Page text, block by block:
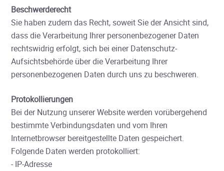
Beschwerderecht
Sie haben zudem das Recht, soweit Sie der Ansicht sind,
dass die Verarbeitung Ihrer personenbezogener Daten
rechtswidrig erfolgt, sich bei einer Datenschutz-
Aufsichtsbehörde über die Verarbeitung Ihrer
personenbezogenen Daten durch uns zu beschweren.
Protokollierungen
Bei der Nutzung unserer Website werden vorübergehend
bestimmte Verbindungsdaten und vom Ihren
Internetbrowser bereitgestellte Daten gespeichert.
Folgende Daten werden protokolliert:
- IP-Adresse